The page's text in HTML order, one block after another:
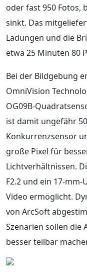
oder fast 950 Fotos,
sinkt. Das
Ladungen und die
etwa 25 Minuten 80
Bei der Bildgebung
OmniVision
OG09B-
ist damit ungefähr
Konkurrenzsensor
große Pixel für
Lichtverhältnissen.
F2.2 und ein 17-
Video ermöglicht.
von ArcSoft
Szenarien sollen die
besser teilbar